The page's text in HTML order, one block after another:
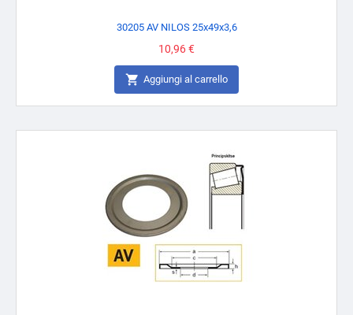
30205 AV NILOS 25x49x3,6
Prezzo
10,96 €
 Aggiungi al carrello